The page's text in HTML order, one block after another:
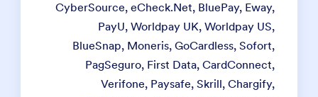
CyberSource, eCheck.Net, BluePay, Eway,
PayU, Worldpay UK, Worldpay US,
BlueSnap, Moneris, GoCardless, Sofort,
PagSeguro, First Data, CardConnect,
Verifone, Paysafe, Skrill, Chargify,